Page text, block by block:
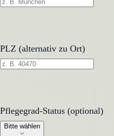
PLZ (alternativ zu Ort)
Pflegegrad-Status (optional)
Pflegegrad-Status (optional)
Bitte wählen